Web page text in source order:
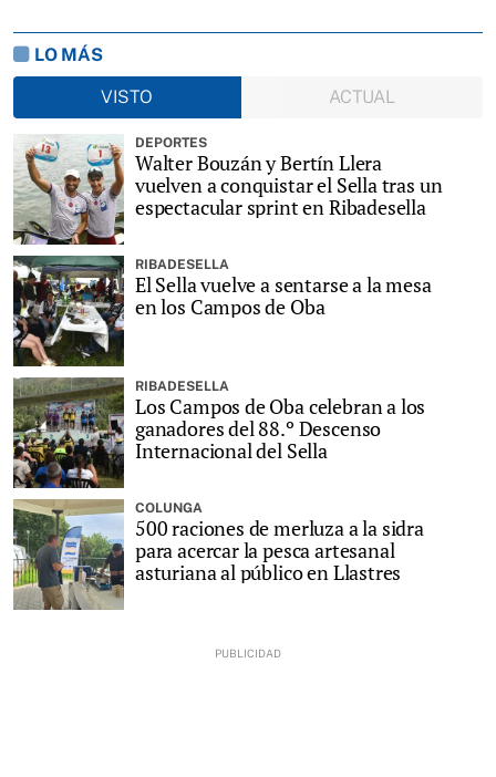
LO MÁS
VISTO
ACTUAL
DEPORTES
Walter Bouzán y Bertín Llera
vuelven a conquistar el Sella tras un
espectacular sprint en Ribadesella
RIBADESELLA
El Sella vuelve a sentarse a la mesa
en los Campos de Oba
RIBADESELLA
Los Campos de Oba celebran a los
ganadores del 88.º Descenso
Internacional del Sella
COLUNGA
500 raciones de merluza a la sidra
para acercar la pesca artesanal
asturiana al público en Llastres